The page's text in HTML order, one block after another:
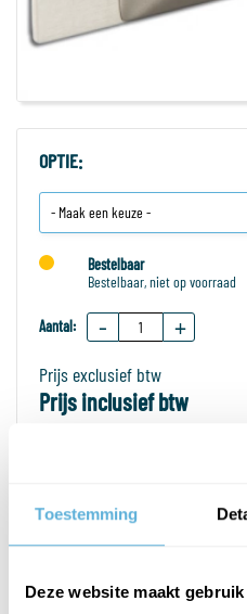
Toestemming
Deze website maakt
OPTIE:
Bestelbaar
Bestelbaar, niet op voorraad
Aantal: - +
Prijs exclusief btw
Prijs inclusief btw
PRODUCTOMSCHRIJVING